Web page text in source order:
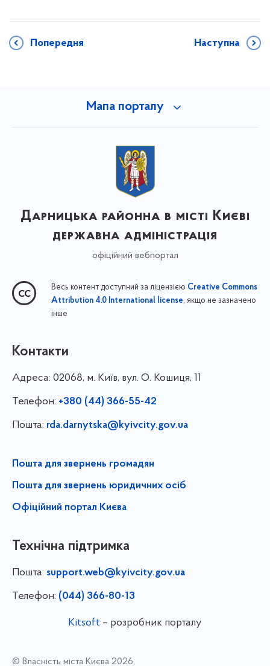
Попередня Наступна
Мапа порталу
Дарницька районна в місті Києві
державна адміністрація
офіційний вебпортал
Весь контент доступний за ліцензією Creative Commons
Attribution 4.0 International license, якщо не зазначено
інше
Контакти
Адреса: 02068, м. Київ, вул. О. Кошиця, 11
Телефон: +380 (44) 366-55-42
Пошта: rda.darnytska@kyivcity.gov.ua
Пошта для звернень громадян
Пошта для звернень юридичних осіб
Офіційний портал Києва
Технічна підтримка
Пошта: support.web@kyivcity.gov.ua
Телефон: (044) 366-80-13
Kitsoft – розробник порталу
© Власність міста Києва 2026